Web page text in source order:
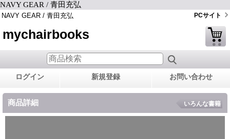
NAVY GEAR / 青田充弘
NAVY GEAR / 青田充弘 PCサイト
mychairbooks
ログイン 新規登録 お問い合わせ
商品詳細 いろんな書籍